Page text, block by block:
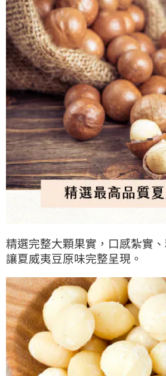
精選完整大顆果實，口感紮實
讓夏威夷豆原味完整呈現。